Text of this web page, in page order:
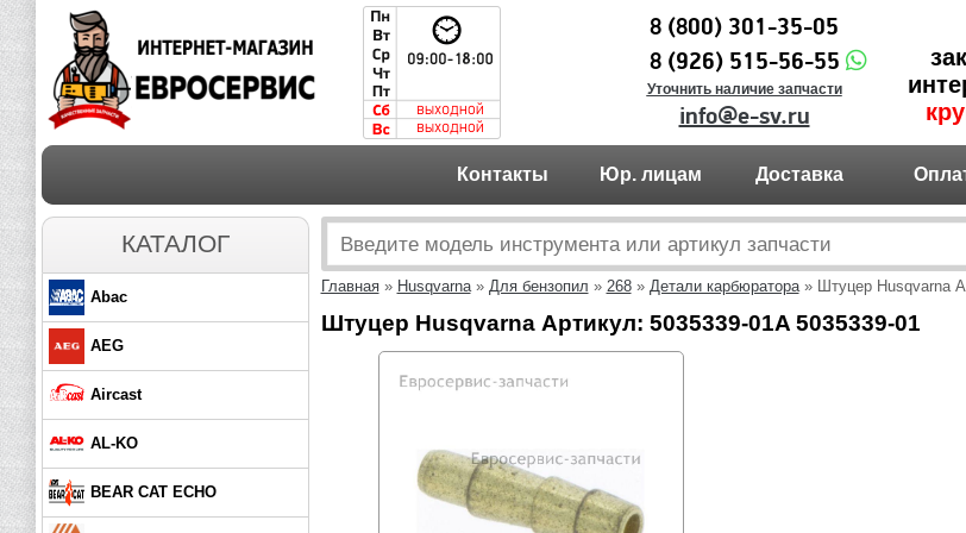
8 (800) 301-35-05
8 (926) 515-56-55
Уточнить наличие запчасти
info@e-sv.ru
Контакты Юр. лицам Доставка
КАТАЛОГ
Abac
AEG
Aircast
AL-KO
BEAR CAT ECHO
Главная» Husqvarna» Для бензопил » 268» Детали карбюратора» Штуцер Husqvarna
Штуцер Husqvarna Артикул: 5035339-01A 5035339-01